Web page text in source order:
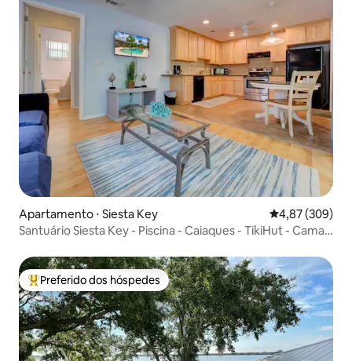
Apartamento ⋅ Siesta Key 4,87 de uma
4,87 (309)
Santuário Siesta Key - Piscina - Caiaques - TikiHut - Cama
Entre os melhores preferidos dos hóspedes
Preferido dos hóspedes